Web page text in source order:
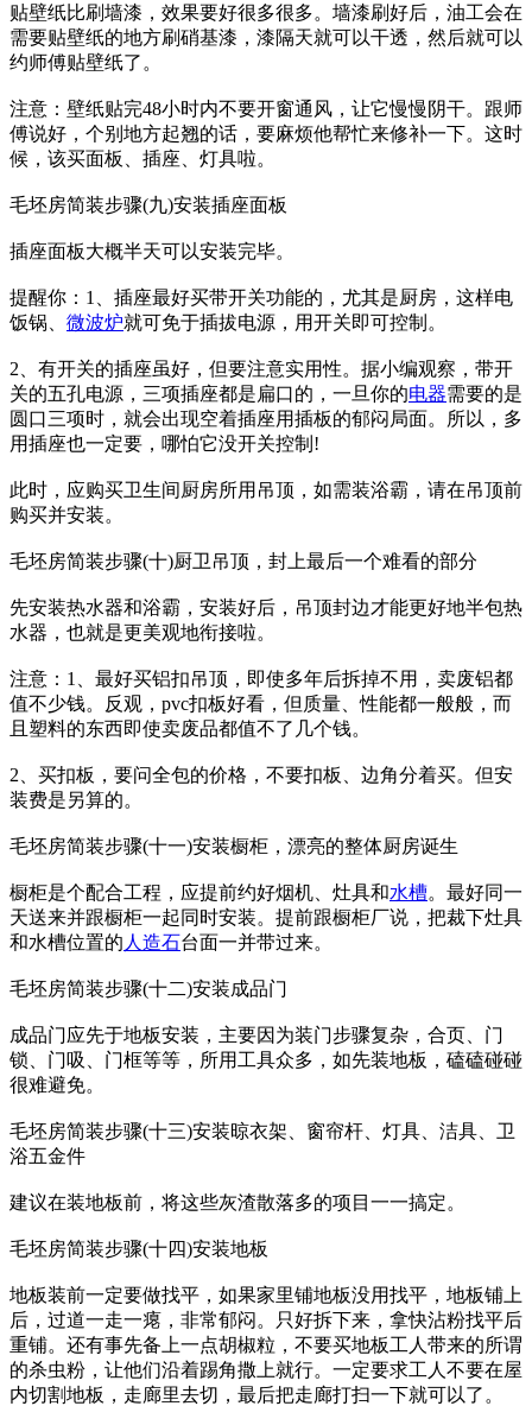
贴壁纸比刷墙漆，效果要好很多很多。墙漆刷好后，油工会在
需要贴壁纸的地方刷硝基漆，漆隔天就可以干透，然后就可以
约师傅贴壁纸了。
注意：壁纸贴完48小时内不要开窗通风，让它慢慢阴干。跟师
傅说好，个别地方起翘的话，要麻烦他帮忙来修补一下。这时
候，该买面板、插座、灯具啦。
毛坯房简装步骤(九)安装插座面板
插座面板大概半天可以安装完毕。
提醒你：1、插座最好买带开关功能的，尤其是厨房，这样电
饭锅、 微波炉就可免于插拔电源，用开关即可控制。
2、有开关的插座虽好，但要注意实用性。据小编观察，带开
关的五孔电源，三项插座都是扁口的，一旦你的电器需要的是
圆口三项时，就会出现空着插座用插板的郁闷局面。所以，多
用插座也一定要，哪怕它没开关控制!
此时，应购买卫生间厨房所用吊顶，如需装浴霸，请在吊顶前
购买并安装。
毛坯房简装步骤(十)厨卫吊顶，封上最后一个难看的部分
先安装热水器和浴霸，安装好后，吊顶封边才能更好地半包热
水器，也就是更美观地衔接啦。
注意：1、最好买铝扣吊顶，即使多年后拆掉不用，卖废铝都
值不少钱。反观，pvc扣板好看，但质量、性能都一般般，而
且塑料的东西即使卖废品都值不了几个钱。
2、买扣板，要问全包的价格，不要扣板、边角分着买。但安
装费是另算的。
毛坯房简装步骤(十一)安装橱柜，漂亮的整体厨房诞生
橱柜是个配合工程，应提前约好烟机、灶具和水槽。最好同一
天送来并跟橱柜一起同时安装。提前跟橱柜厂说，把裁下灶具
和水槽位置的 人造石台面一并带过来。
毛坯房简装步骤(十二)安装成品门
成品门应先于地板安装，主要因为装门步骤复杂，合页、门
锁、门吸、门框等等，所用工具众多，如先装地板，磕磕碰碰
很难避免。
毛坯房简装步骤(十三)安装晾衣架、窗帘杆、灯具、洁具、卫
浴五金件
建议在装地板前，将这些灰渣散落多的项目一一搞定。
毛坯房简装步骤(十四)安装地板
地板装前一定要做找平，如果家里铺地板没用找平，地板铺上
后，过道一走一瘪，非常郁闷。只好拆下来，拿快沾粉找平后
重铺。还有事先备上一点胡椒粒，不要买地板工人带来的所谓
的杀虫粉，让他们沿着踢角撒上就行。一定要求工人不要在屋
内切割地板，走廊里去切，最后把走廊打扫一下就可以了。